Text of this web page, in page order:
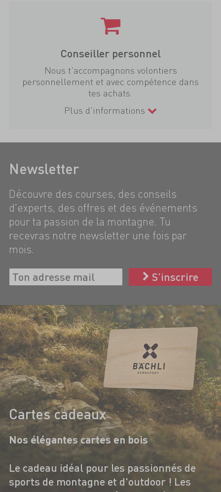
Conseiller personnel
Nous t'accompagnons volontiers
personnellement et avec compétence dans
tes achats.
Plus d'informations
Newsletter
Découvre des courses, des conseils
d'experts, des offres et des événements
pour ta passion de la montagne. Tu
recevras notre newsletter une fois par
mois.
S’inscrire
Cartes cadeaux
Nos élégantes cartes en bois
Le cadeau idéal pour les passionnés de
sports de montagne et d'outdoor ! Les